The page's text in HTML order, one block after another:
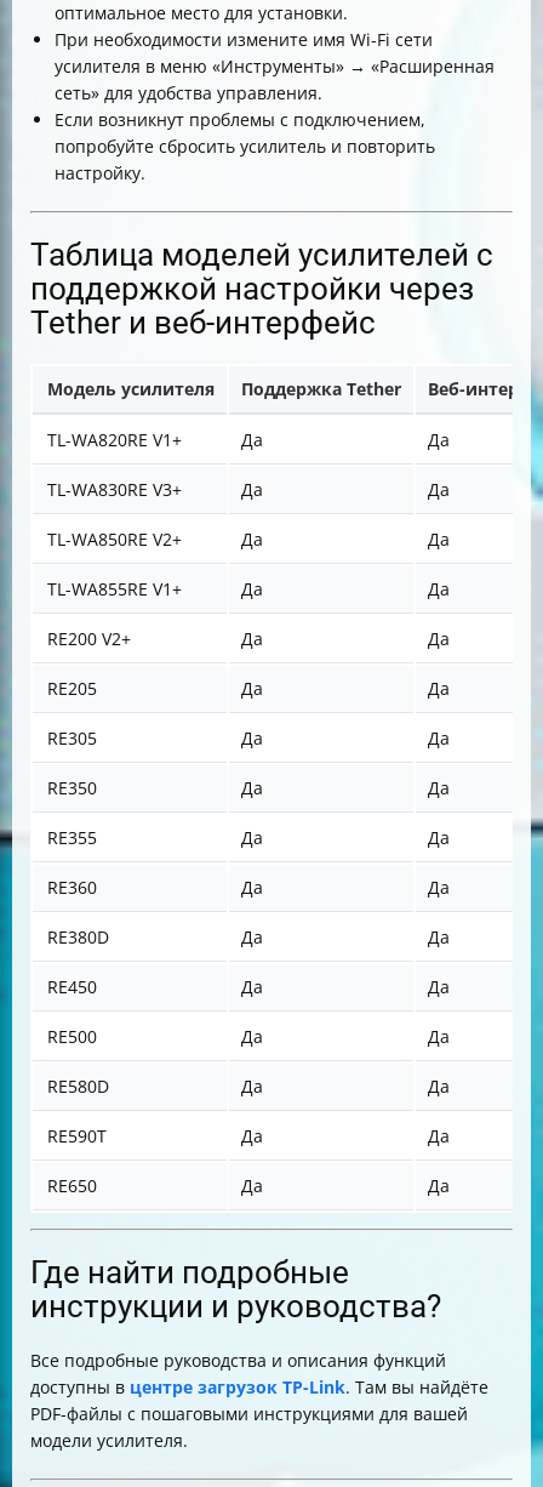
оптимальное место для установки.
При необходимости измените имя Wi-Fi сети
усилителя в меню «Инструменты» → «Расширенная
сеть» для удобства управления.
Если возникнут проблемы с подключением,
попробуйте сбросить усилитель и повторить
настройку.
Таблица моделей усилителей с
поддержкой настройки через
Tether и веб-интерфейс
Модель усилителя Поддержка Tether Веб-
TL-WA820RE V1+ Да Да
TL-WA830RE V3+ Да Да
TL-WA850RE V2+ Да Да
TL-WA855RE V1+ Да Да
RE200 V2+ Да Да
RE205 Да Да
RE305 Да Да
RE350 Да Да
RE355 Да Да
RE360 Да Да
RE380D Да Да
RE450 Да Да
RE500 Да Да
RE580D Да Да
RE590T Да Да
RE650 Да Да
Где найти подробные
инструкции и руководства?
Все подробные руководства и описания функций
доступны в центре загрузок TP-Link. Там вы найдёте
PDF-файлы с пошаговыми инструкциями для вашей
модели усилителя.